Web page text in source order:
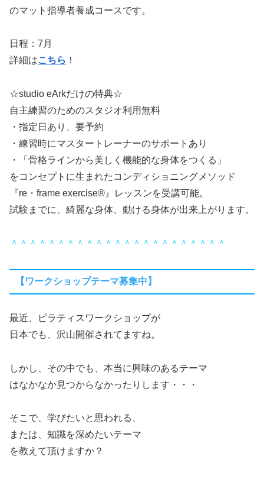
のマット指導者養成コースです。
日程：7月
詳細はこちら ！
☆studio eArkだけの特典☆
自主練習のためのスタジオ利用無料
・指定日あり、要予約
・練習時にマスタートレーナーのサポートあり
・「骨格ラインから美しく機能的な身体をつくる」
をコンセプトに生まれたコンディショニングメソッド
『re・frame exercise®』レッスンを受講可能。
試験までに、綺麗な身体、動ける身体が出来上がります。
＾＾＾＾＾＾＾＾＾＾＾＾＾＾＾＾＾＾＾＾＾＾＾
【ワークショップテーマ募集中】
最近、ピラティスワークショップが
日本でも、沢山開催されてますね。
しかし、その中でも、本当に興味のあるテーマ
はなかなか見つからなかったりします・・・
そこで、学びたいと思われる、
または、知識を深めたいテーマ
を教えて頂けますか？